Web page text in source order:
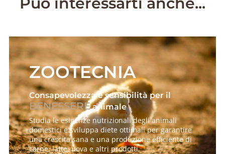
ZOOTECNIA
Consapevolezza e sensibilità per il
BENESSEREanimale
Studia le esigenze nutrizionali degli animali
domestici e sviluppa diete ottimali per garantire
una crescita sana e una produzione efficiente di
carne, latte, uova e altri prodotti.